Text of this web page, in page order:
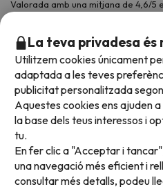
Valorada amb una mitjana de 4,6/5
Acceptem
La teva privadesa
Utilitzem cookies únicament
adaptada a les teves
publicitat personalitzada
Aquestes cookies ens ajuden
la base dels teus interessos i
tu.
En fer clic a "Acceptar i
una navegació més eficient i
consultar més detalls, podeu